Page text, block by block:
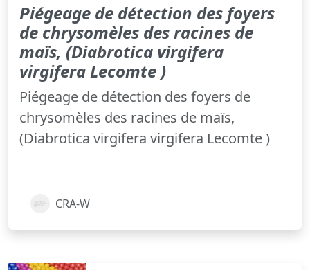
Piégeage de détection des foyers
de chrysomèles des racines de
maïs, (Diabrotica virgifera
virgifera Lecomte )
Piégeage de détection des foyers de
chrysomèles des racines de maïs,
(Diabrotica virgifera virgifera Lecomte )
CRA-W